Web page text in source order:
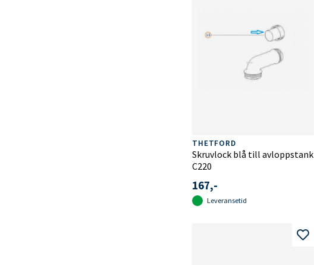
THETFORD
Skruvlock blå till avloppstank
C220
167,-
Leveransetid